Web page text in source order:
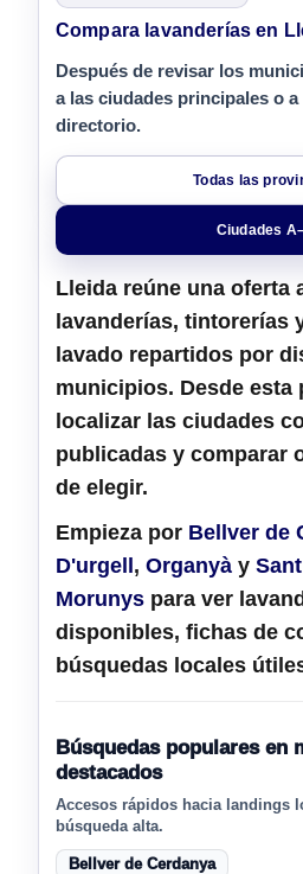
Compara lavanderías en
Después de revisar los
a las ciudades principales o
directorio.
Todas las
Ciudades
Lleida reúne una oferta
lavanderías, tintorerías
lavado repartidos por
municipios. Desde esta
localizar las ciudades
publicadas y comparar
de elegir.
Empieza por Bellver de
D'urgell , Organyà y
Morunys para ver
disponibles, fichas de
búsquedas locales
Búsquedas populares en
destacados
Accesos rápidos hacia landings
búsqueda alta.
Bellver de Cerdanya